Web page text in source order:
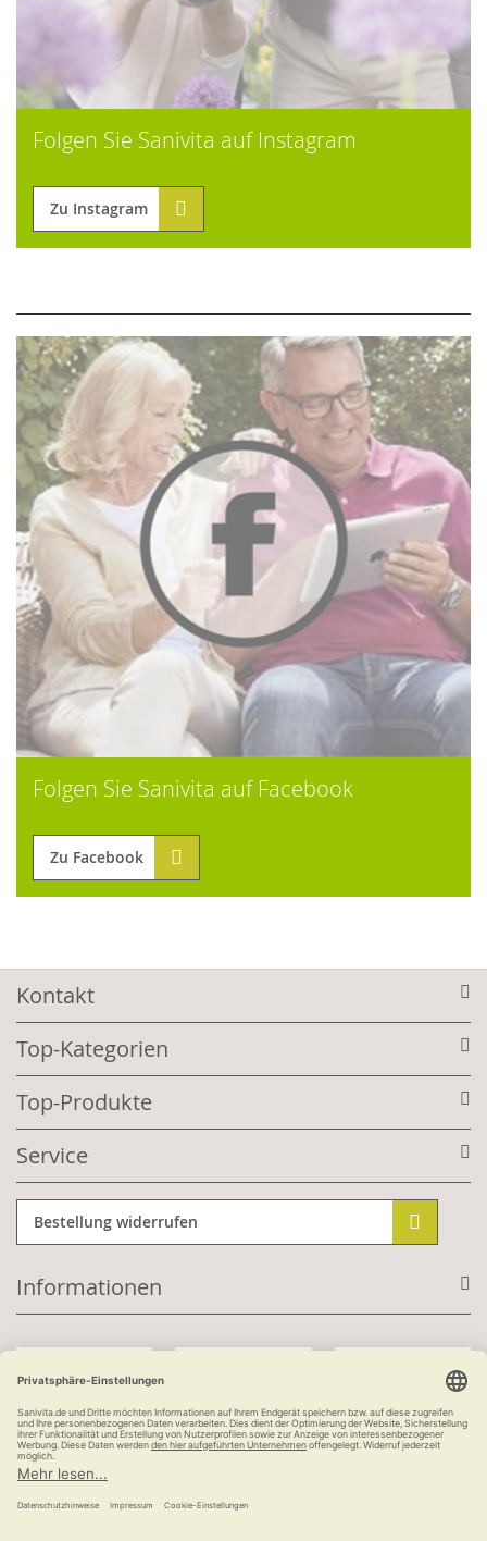
Folgen Sie Sanivita auf Instagram
Zu Instagram
Folgen Sie Sanivita auf Facebook
Zu Facebook
Kontakt
Top-Kategorien
Top-Produkte
Service
Bestellung widerrufen
Informationen
Kauf auf Rechnung